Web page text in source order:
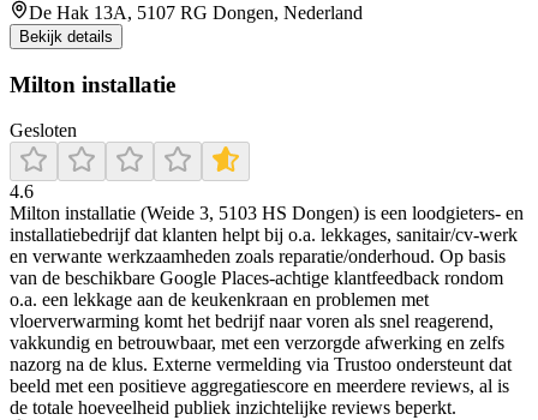
De Hak 13A, 5107 RG Dongen, Nederland
Bekijk details
Milton installatie
Gesloten
4.6
Milton installatie (Weide 3, 5103 HS Dongen) is een loodgieters- en
installatiebedrijf dat klanten helpt bij o.a. lekkages, sanitair/cv-werk
en verwante werkzaamheden zoals reparatie/onderhoud. Op basis
van de beschikbare Google Places-achtige klantfeedback rondom
o.a. een lekkage aan de keukenkraan en problemen met
vloerverwarming komt het bedrijf naar voren als snel reagerend,
vakkundig en betrouwbaar, met een verzorgde afwerking en zelfs
nazorg na de klus. Externe vermelding via Trustoo ondersteunt dat
beeld met een positieve aggregatiescore en meerdere reviews, al is
de totale hoeveelheid publiek inzichtelijke reviews beperkt.